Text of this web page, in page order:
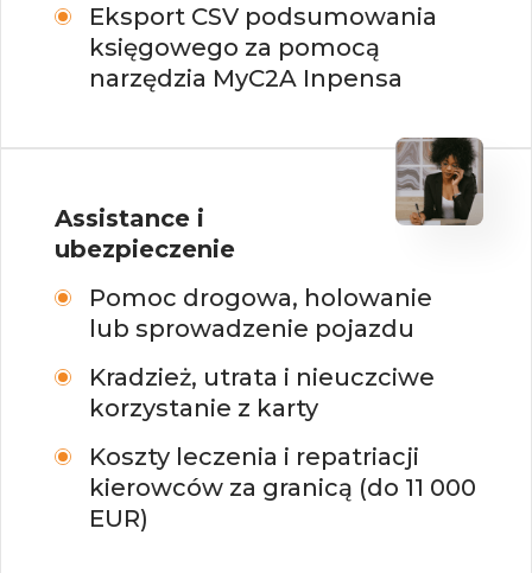
Eksport CSV podsumowania
księgowego za pomocą
narzędzia MyC2A Inpensa
Assistance i
ubezpieczenie
Pomoc drogowa, holowanie
lub sprowadzenie pojazdu
Kradzież, utrata i nieuczciwe
korzystanie z karty
Koszty leczenia i repatriacji
kierowców za granicą (do 11 000
EUR)